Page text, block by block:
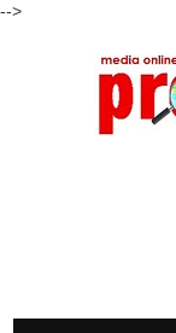
-->